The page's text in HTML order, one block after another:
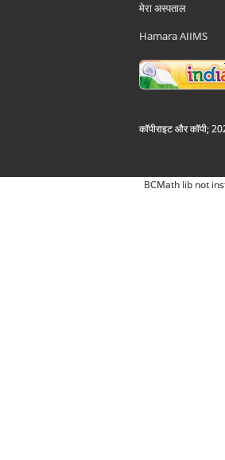
मेरा अस्पताल
Hamara AIIMS
कॉपीराइट और कॉपी;
BCMath lib not